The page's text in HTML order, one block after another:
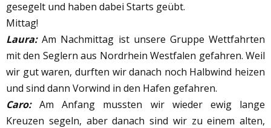
gesegelt und haben dabei Starts geübt.
Mittag!
Laura:Am Nachmittag ist unsere Gruppe Wettfahrten
mit den Seglern aus Nordrhein Westfalen gefahren. Weil
wir gut waren, durften wir danach noch Halbwind heizen
und sind dann Vorwind in den Hafen gefahren.
Caro:Am Anfang mussten wir wieder ewig lange
Kreuzen segeln, aber danach sind wir zu einem alten,